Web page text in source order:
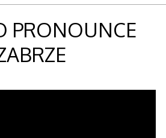
PRONOUNCE